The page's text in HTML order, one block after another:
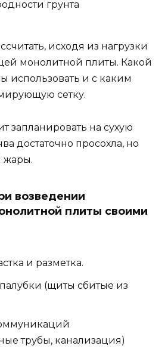
грунта
исходя из нагрузки
монолитной плиты. Какой
использовать и с каким
сетку.
запланировать на сухую
достаточно просохла, но
жары.
возведении
плиты своими
и разметка.
(щиты сбитые из
трубы, канализация)